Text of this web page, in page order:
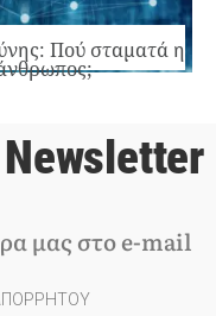
Πού σταματά η
μας στο e-mail